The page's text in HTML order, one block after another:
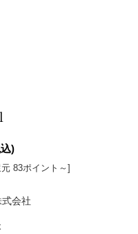
)
83ポイント～]
会社